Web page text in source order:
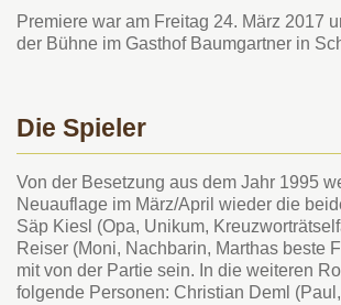
Premiere war am Freitag 24. März 2017
der Bühne im Gasthof Baumgartner in
Die Spieler
Von der Besetzung aus dem Jahr 1995
Neuauflage im März/April wieder die
Säp Kiesl (Opa, Unikum,
Reiser (Moni, Nachbarin, Marthas beste
mit von der Partie sein. In die weiteren
folgende Personen: Christian Deml